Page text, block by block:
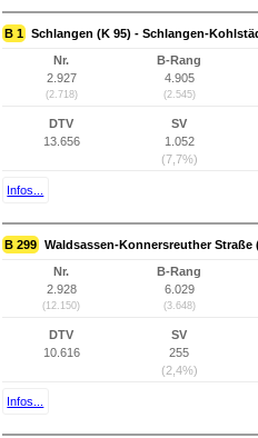
B 1 Schlangen (K 95) - Schlangen-
Nr.
2.927
(2.718)
B-Rang
4.905
(2.545)
DTV
13.656
SV
1.052
(7,7%)
Infos...
B 299 Waldsassen-Konnersreuther Straße
Nr.
2.928
(12.150)
B-Rang
6.029
(3.648)
DTV
10.616
SV
255
(2,4%)
Infos...